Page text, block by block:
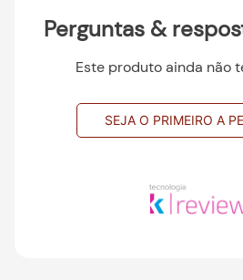
Perguntas &
Este produto ainda não
SEJA O PRIMEIRO A